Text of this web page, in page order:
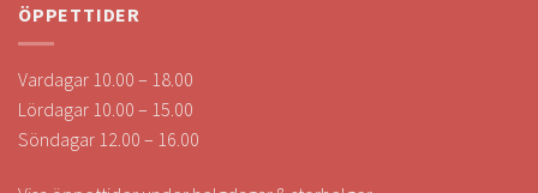
ÖPPETTIDER
Vardagar 10.00 – 18.00
Lördagar 10.00 – 15.00
Söndagar 12.00 – 16.00